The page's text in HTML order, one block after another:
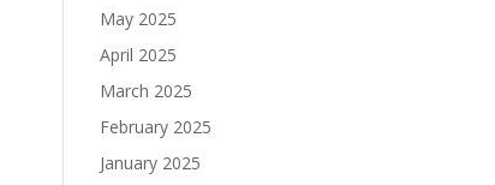
May 2025
April 2025
March 2025
February 2025
January 2025